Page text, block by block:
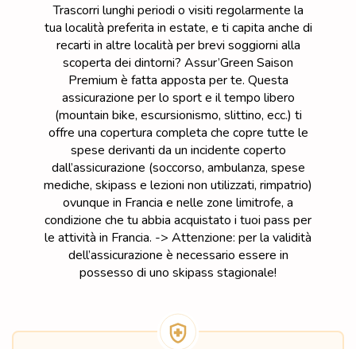
Trascorri lunghi periodi o visiti regolarmente la
tua località preferita in estate, e ti capita anche di
recarti in altre località per brevi soggiorni alla
scoperta dei dintorni? Assur’Green Saison
Premium è fatta apposta per te. Questa
assicurazione per lo sport e il tempo libero
(mountain bike, escursionismo, slittino, ecc.) ti
offre una copertura completa che copre tutte le
spese derivanti da un incidente coperto
dall’assicurazione (soccorso, ambulanza, spese
mediche, skipass e lezioni non utilizzati, rimpatrio)
ovunque in Francia e nelle zone limitrofe, a
condizione che tu abbia acquistato i tuoi pass per
le attività in Francia. -> Attenzione: per la validità
dell’assicurazione è necessario essere in
possesso di uno skipass stagionale!